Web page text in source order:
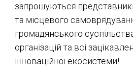
запрошуються
та місцевого
громадянського
організацій та всі
інноваційної екосистеми!